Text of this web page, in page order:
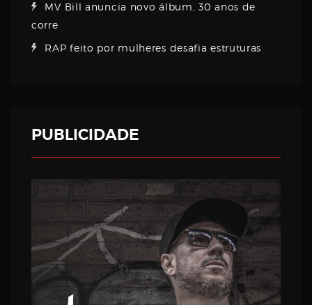
MV Bill anuncia novo álbum, 30 anos de
corre
RAP feito por mulheres desafia estruturas
PUBLICIDADE